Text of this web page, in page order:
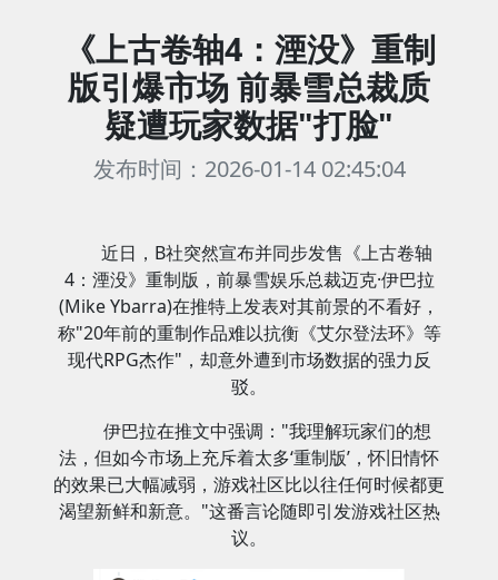
《上古卷轴4：湮没》重制
版引爆市场 前暴雪总裁质
疑遭玩家数据"打脸"
发布时间：2026-01-14 02:45:04
近日，B社突然宣布并同步发售《上古卷轴
4：湮没》重制版，前暴雪娱乐总裁迈克·伊巴拉
(Mike Ybarra)在推特上发表对其前景的不看好，
称"20年前的重制作品难以抗衡《艾尔登法环》等
现代RPG杰作"，却意外遭到市场数据的强力反
驳。
伊巴拉在推文中强调："我理解玩家们的想
法，但如今市场上充斥着太多‘重制版’，怀旧情怀
的效果已大幅减弱，游戏社区比以往任何时候都更
渴望新鲜和新意。"这番言论随即引发游戏社区热
议。